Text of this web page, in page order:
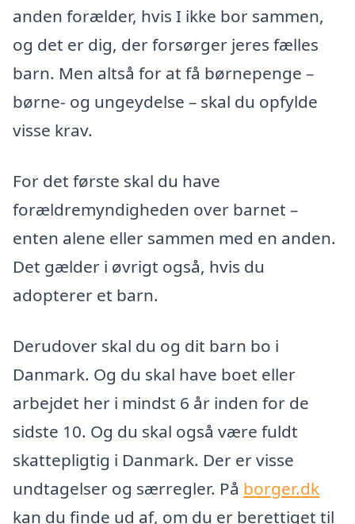
anden forælder, hvis I ikke bor sammen,
og det er dig, der forsørger jeres fælles
barn. Men altså for at få børnepenge –
børne- og ungeydelse – skal du opfylde
visse krav.
For det første skal du have
forældremyndigheden over barnet –
enten alene eller sammen med en anden.
Det gælder i øvrigt også, hvis du
adopterer et barn.
Derudover skal du og dit barn bo i
Danmark. Og du skal have boet eller
arbejdet her i mindst 6 år inden for de
sidste 10. Og du skal også være fuldt
skattepligtig i Danmark. Der er visse
undtagelser og særregler. På borger.dk
kan du finde ud af, om du er berettiget til